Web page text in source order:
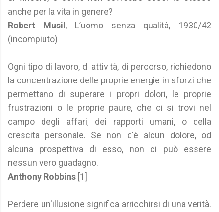
anche per la vita in genere?
Robert Musil , L’uomo senza qualità, 1930/42
(incompiuto)
Ogni tipo di lavoro, di attività, di percorso, richiedono
la concentrazione delle proprie energie in sforzi che
permettano di superare i propri dolori, le proprie
frustrazioni o le proprie paure, che ci si trovi nel
campo degli affari, dei rapporti umani, o della
crescita personale. Se non c'è alcun dolore, od
alcuna prospettiva di esso, non ci può essere
nessun vero guadagno.
Anthony Robbins [1]
Perdere un'illusione significa arricchirsi di una verità.